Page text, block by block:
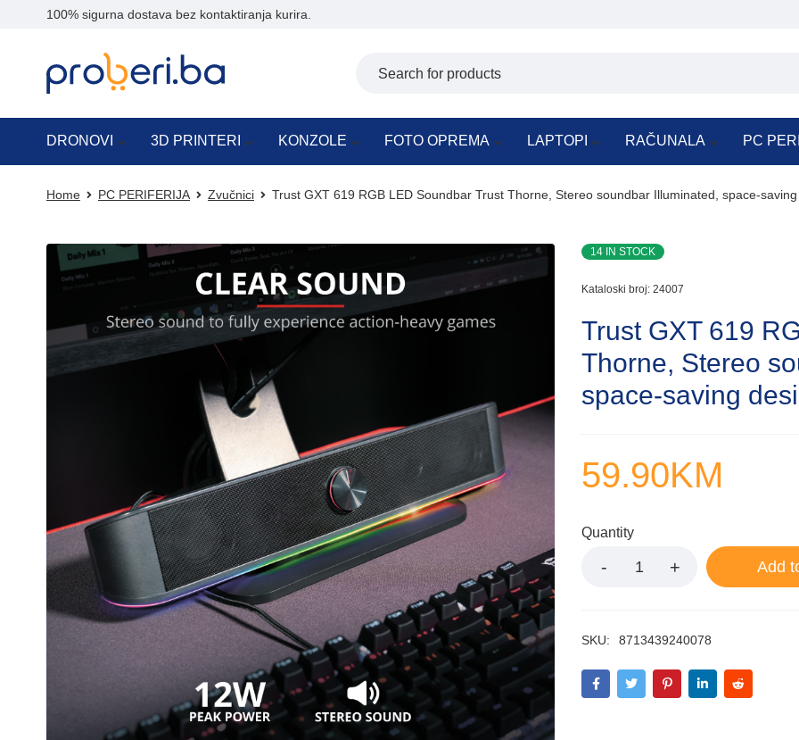
100% sigurna dostava bez kontaktiranja kurira.
DRONOVI 3D PRINTERI KONZOLE FOTO OPREMA LAPTOPI RAČUNALA PC
Home PC PERIFERIJA Zvučnici Trust GXT 619 RGB LED Soundbar Trust Thorne, Stereo soundbar Illuminated, space-
14 IN STOCK
Kataloski broj: 24007
Trust GXT 619
Thorne, Stereo
space-saving
59.90KM
Quantity
Add
SKU: 8713439240078